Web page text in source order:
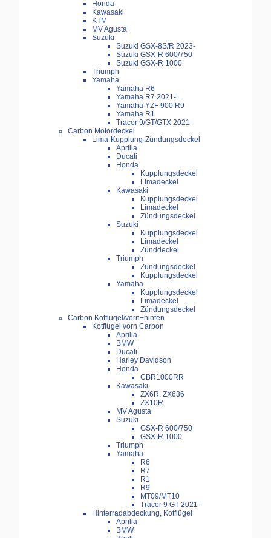
Honda
Kawasaki
KTM
MV Agusta
Suzuki
Suzuki GSX-8S/R 2023-
Suzuki GSX-R 600/750
Suzuki GSX-R 1000
Triumph
Yamaha
Yamaha R6
Yamaha R7 2021-
Yamaha YZF 900 R9
Yamaha R1
Tracer 9/GT/GTX 2021-
Carbon Motordeckel
Lima-Kupplung-Zündungsdeckel
Aprilia
Ducati
Honda
Kupplungsdeckel
Limadeckel
Kawasaki
Kupplungsdeckel
Limadeckel
Zündungsdeckel
Suzuki
Kupplungsdeckel
Limadeckel
Zünddeckel
Triumph
Zündungsdeckel
Kupplungsdeckel
Yamaha
Kupplungsdeckel
Limadeckel
Zündungsdeckel
Carbon Kotflügel/vorn+hinten
Kotflügel vorn Carbon
Aprilia
BMW
Ducati
Harley Davidson
Honda
CBR1000RR
Kawasaki
ZX6R, ZX636
ZX10R
MV Agusta
Suzuki
GSX-R 600/750
GSX-R 1000
Triumph
Yamaha
R6
R7
R1
R9
MT09/MT10
Tracer 9 GT 2021-
Hinterradabdeckung, Kotflügel
Aprilia
BMW